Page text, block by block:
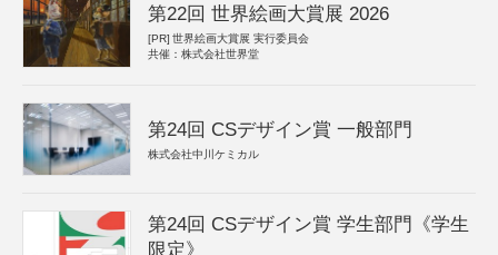
第22回 世界絵画大賞展 2026
[PR] 世界絵画大賞展 実行委員会
共催：株式会社世界堂
第24回 CSデザイン賞 一般部門
株式会社中川ケミカル
第24回 CSデザイン賞 学生部門《学生
限定》